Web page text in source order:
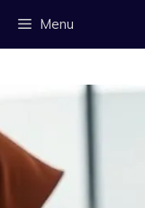
Menu